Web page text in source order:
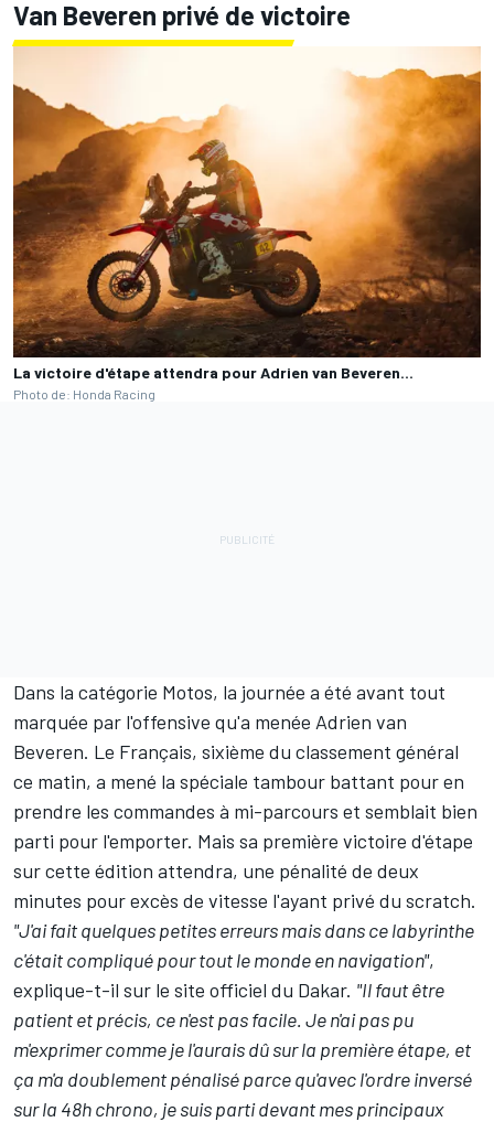
Van Beveren privé de victoire
La victoire d'étape attendra pour Adrien van Beveren...
Photo de: Honda Racing
Dans la catégorie Motos, la journée a été avant tout
marquée par l'offensive qu'a menée Adrien van
Beveren. Le Français, sixième du classement général
ce matin, a mené la spéciale tambour battant pour en
prendre les commandes à mi-parcours et semblait bien
parti pour l'emporter. Mais sa première victoire d'étape
sur cette édition attendra, une pénalité de deux
minutes pour excès de vitesse l'ayant privé du scratch.
"J'ai fait quelques petites erreurs mais dans ce labyrinthe
c'était compliqué pour tout le monde en navigation",
explique-t-il sur le site officiel du Dakar. "Il faut être
patient et précis, ce n'est pas facile. Je n'ai pas pu
m'exprimer comme je l'aurais dû sur la première étape, et
ça m'a doublement pénalisé parce qu'avec l'ordre inversé
sur la 48h chrono, je suis parti devant mes principaux